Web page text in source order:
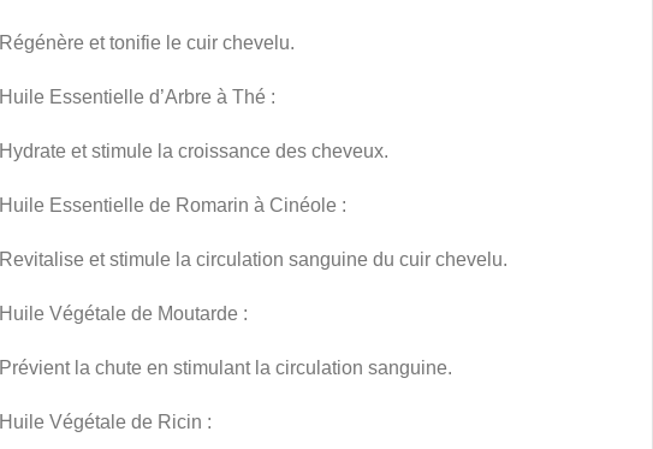
Régénère et tonifie le cuir chevelu.
Huile Essentielle d’Arbre à Thé :
Hydrate et stimule la croissance des cheveux.
Huile Essentielle de Romarin à Cinéole :
Revitalise et stimule la circulation sanguine du cuir chevelu.
Huile Végétale de Moutarde :
Prévient la chute en stimulant la circulation sanguine.
Huile Végétale de Ricin :